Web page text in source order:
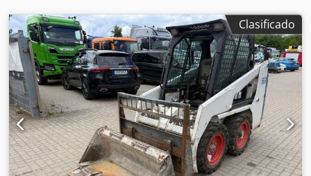
Clasificado